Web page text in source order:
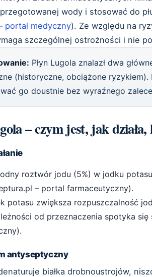
wody i stosować do
portal medyczny). Ze względu na
szczególnej ostrożności i nie
Płyn Lugola znalazł dwa
(historyczne, obciążone
go doustnie bez wyraźnego
– czym jest, jak
roztwór jodu (5%) w jodku
– portal farmaceutyczny).
potasu zwiększa rozpuszczalność
od przeznaczenia spotyka się
antyseptyczny
białka drobnoustrojów,